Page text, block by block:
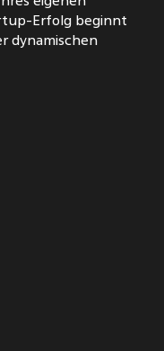
Erfolg beginnt
dynamischen